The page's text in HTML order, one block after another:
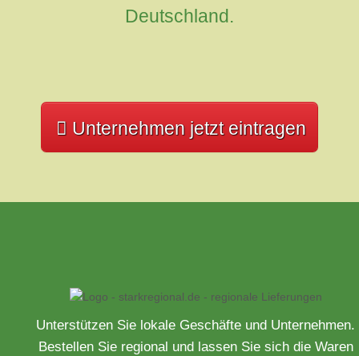
Deutschland.
Unternehmen jetzt eintragen
Unterstützen Sie lokale Geschäfte und Unternehmen.
Bestellen Sie regional und lassen Sie sich die Waren